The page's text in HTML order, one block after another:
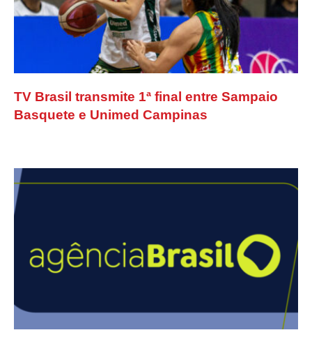
TV Brasil transmite 1ª final entre Sampaio
Basquete e Unimed Campinas